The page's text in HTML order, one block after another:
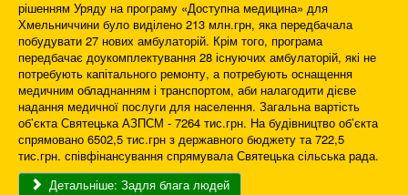
рішенням Уряду на програму «Доступна медицина» для
Хмельниччини було виділено 213 млн.грн, яка передбачала
побудувати 27 нових амбулаторій. Крім того, програма
передбачає доукомплектування 28 існуючих амбулаторій, які не
потребують капітального ремонту, а потребують оснащення
медичним обладнанням і транспортом, аби налагодити дієве
надання медичної послуги для населення. Загальна вартість
об’єкта Святецька АЗПСМ - 7264 тис.грн. На будівництво об’єкта
спрямовано 6502,5 тис.грн з державного бюджету та 722,5
тис.грн. співфінансування спрямувала Святецька сільська рада.
Детальніше: Задля блага людей